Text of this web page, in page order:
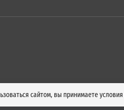
сайтом, вы принимаете условия